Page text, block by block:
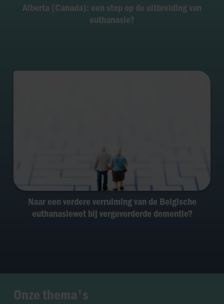
Alberta (Canada): een stop op de uitbreiding van
euthanasie?
Naar een verdere verruiming van de Belgische
euthanasiewet bij vergevorderde dementie?
Onze thema'sZwangerschap